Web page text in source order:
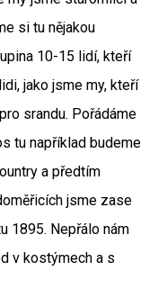
si tu nějakou
10-15 lidí, kteří
jako jsme my, kteří
srandu. Pořádáme
tu například budeme
a předtím
jsme zase
1895. Nepřálo nám
v kostýmech a s